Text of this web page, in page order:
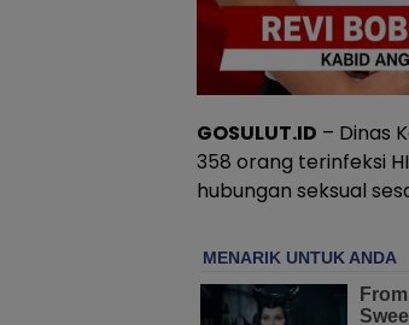
GOSULUT.ID – Dinas
358 orang terinfeksi
hubungan seksual